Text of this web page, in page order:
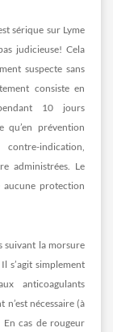
sérique sur Lyme
judicieuse! Cela
suspecte sans
consiste en
10 jours
qu’en prévention
indication,
administrées. Le
aucune protection
suivant la morsure
s’agit simplement
anticoagulants
nécessaire (à
En cas de rougeur